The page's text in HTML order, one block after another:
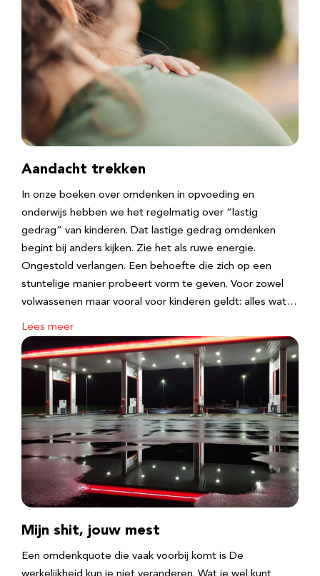
Aandacht trekken
In onze boeken over omdenken in opvoeding en
onderwijs hebben we het regelmatig over “lastig
gedrag” van kinderen. Dat lastige gedrag omdenken
begint bij anders kijken. Zie het als ruwe energie.
Ongestold verlangen. Een behoefte die zich op een
stuntelige manier probeert vorm te geven. Voor zowel
volwassenen maar vooral voor kinderen geldt: alles wat…
Lees meer
Mijn shit, jouw mest
Een omdenkquote die vaak voorbij komt is De